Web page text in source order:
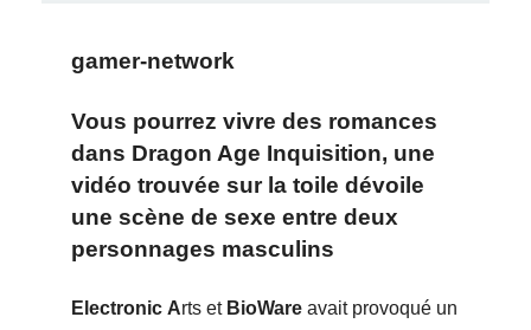
gamer-network
Vous pourrez vivre des romances
dans Dragon Age Inquisition, une
vidéo trouvée sur la toile dévoile
une scène de sexe entre deux
personnages masculins
Electronic Arts et BioWareavait provoqué un